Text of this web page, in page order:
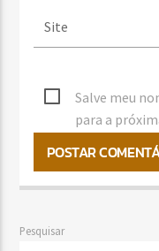
Salve meu
para a
Pesquisar